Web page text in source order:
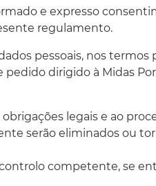
e expresso
regulamento.
pessoais, nos
dirigido à Midas
legais e ao
serão eliminados ou
competente, se